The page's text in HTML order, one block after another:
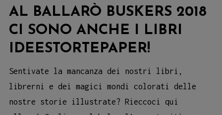
AL BALLARÒ BUSKERS 2018
CI SONO ANCHE I LIBRI
IDEESTORTEPAPER!
Sentivate la mancanza dei nostri libri,
librerni e dei magici mondi colorati delle
nostre storie illustrate? Rieccoci qui